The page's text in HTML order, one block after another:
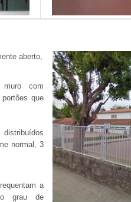
aberto,
com
que
normal, 3
a
grau de